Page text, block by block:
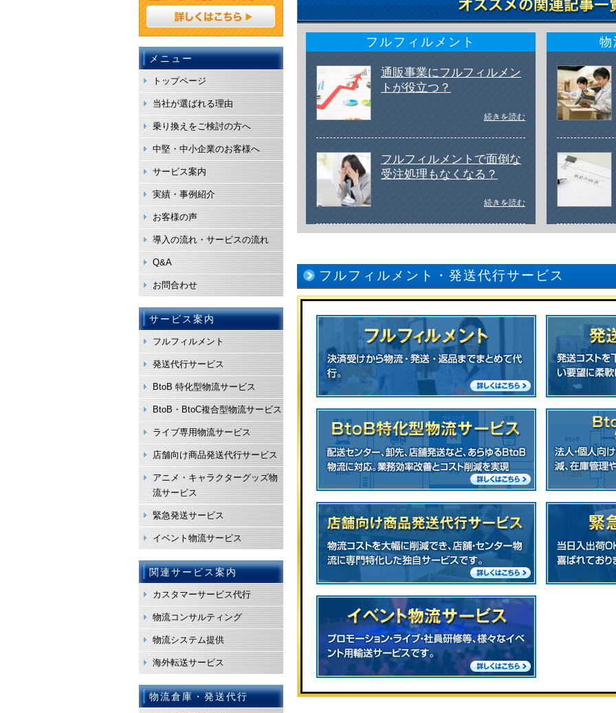
フルフィルメント
通販事業にフルフィルメン
トが役立つ？
続きを読む
フルフィルメントで面倒な
受注処理もなくなる？
続きを読む
物
フルフィルメント・発送代行サービス
メニュー
トップページ
当社が選ばれる理由
乗り換えをご検討の方へ
中堅・中小企業のお客様へ
サービス案内
実績・事例紹介
お客様の声
導入の流れ・サービスの流れ
Q&A
お問合わせ
サービス案内
フルフィルメント
発送代行サービス
BtoB 特化型物流サービス
BtoB・BtoC複合型物流サービス
ライブ専用物流サービス
店舗向け商品発送代行サービス
アニメ・キャラクターグッズ物
流サービス
緊急発送サービス
イベント物流サービス
関連サービス案内
カスタマーサービス代行
物流コンサルティング
物流システム提供
海外転送サービス
物流倉庫・発送代行